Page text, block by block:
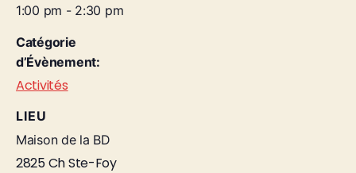
1:00 pm - 2:30 pm
Catégorie
d’Évènement:
Activités
LIEU
Maison de la BD
2825 Ch Ste-Foy